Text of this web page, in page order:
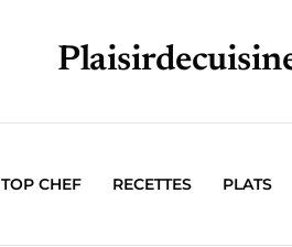
TOP CHEF RECETTES PLATS